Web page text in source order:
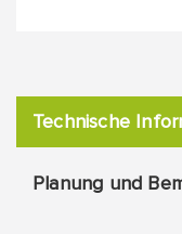
Technische
Planung und